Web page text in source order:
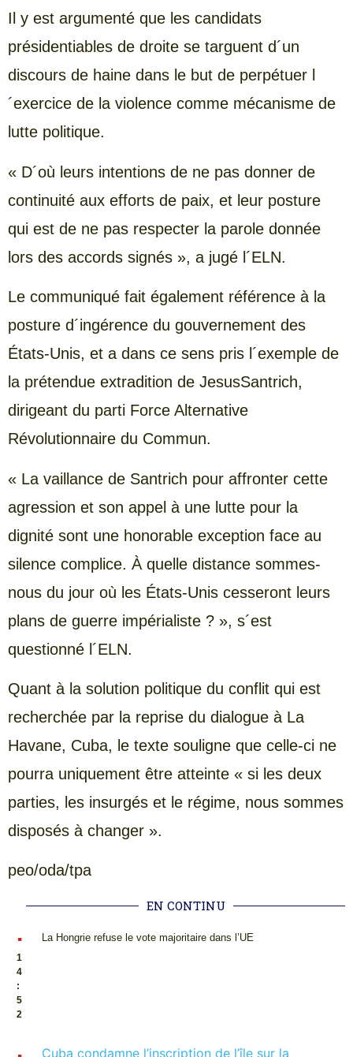
Il y est argumenté que les candidats
présidentiables de droite se targuent d´un
discours de haine dans le but de perpétuer l
´exercice de la violence comme mécanisme de
lutte politique.
« D´où leurs intentions de ne pas donner de
continuité aux efforts de paix, et leur posture
qui est de ne pas respecter la parole donnée
lors des accords signés », a jugé l´ELN.
Le communiqué fait également référence à la
posture d´ingérence du gouvernement des
États-Unis, et a dans ce sens pris l´exemple de
la prétendue extradition de JesusSantrich,
dirigeant du parti Force Alternative
Révolutionnaire du Commun.
« La vaillance de Santrich pour affronter cette
agression et son appel à une lutte pour la
dignité sont une honorable exception face au
silence complice. À quelle distance sommes-
nous du jour où les États-Unis cesseront leurs
plans de guerre impérialiste ? », s´est
questionné l´ELN.
Quant à la solution politique du conflit qui est
recherchée par la reprise du dialogue à La
Havane, Cuba, le texte souligne que celle-ci ne
pourra uniquement être atteinte « si les deux
parties, les insurgés et le régime, nous sommes
disposés à changer ».
peo/oda/tpa
EN CONTINU
.
1
4
:
5
2
La Hongrie refuse le vote majoritaire dans l’UE
. Cuba condamne l’inscription de l’île sur la